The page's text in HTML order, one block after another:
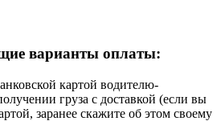
варианты оплаты:
картой водителю-
груза с доставкой (если вы
заранее скажите об этом своему